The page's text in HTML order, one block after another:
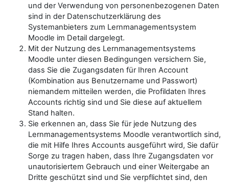
und der Verwendung von personenbezogenen Daten
sind in der Datenschutzerklärung des
Systemanbieters zum Lernmanagementsystem
Moodle im Detail dargelegt.
Mit der Nutzung des Lernmanagementsystems
Moodle unter diesen Bedingungen versichern Sie,
dass Sie die Zugangsdaten für Ihren Account
(Kombination aus Benutzername und Passwort)
niemandem mitteilen werden, die Profildaten Ihres
Accounts richtig sind und Sie diese auf aktuellem
Stand halten.
Sie erkennen an, dass Sie für jede Nutzung des
Lernmanagementsystems Moodle verantwortlich sind,
die mit Hilfe Ihres Accounts ausgeführt wird, Sie dafür
Sorge zu tragen haben, dass Ihre Zugangsdaten vor
unautorisiertem Gebrauch und einer Weitergabe an
Dritte geschützt sind und Sie verpflichtet sind, den